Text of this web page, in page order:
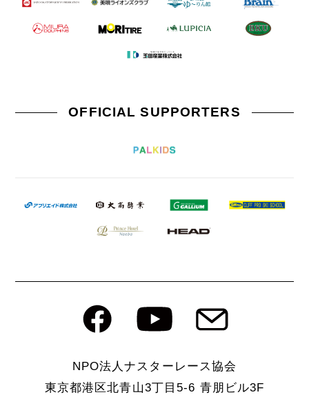
OFFICIAL SUPPORTERS
NPO法人ナスターレース協会
東京都港区北⻘⼭3丁目5-6 ⻘朋ビル3F